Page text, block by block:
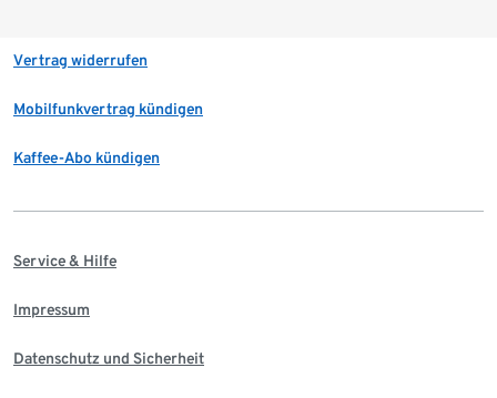
Vertrag widerrufen
Mobilfunkvertrag kündigen
Kaffee-Abo kündigen
Service & Hilfe
Impressum
Datenschutz und Sicherheit